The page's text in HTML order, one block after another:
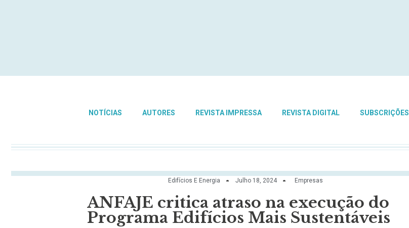
NOTÍCIAS AUTORES REVISTA IMPRESSA REVISTA DIGITAL SUBSCRIÇÕES
Edifícios E Energia Julho 18, 2024 Empresas
ANFAJE critica atraso na execução do
Programa Edifícios Mais Sustentáveis